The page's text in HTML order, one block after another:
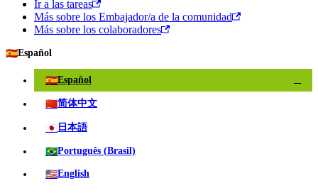
Ir a las tareas
Más sobre los Embajador/a de la comunidad
Más sobre los colaboradores
🇪🇸Español
🇪🇸Español
🇨🇳简体中文
🇯🇵 日本語
🇧🇷Português (Brasil)
🇺🇸English